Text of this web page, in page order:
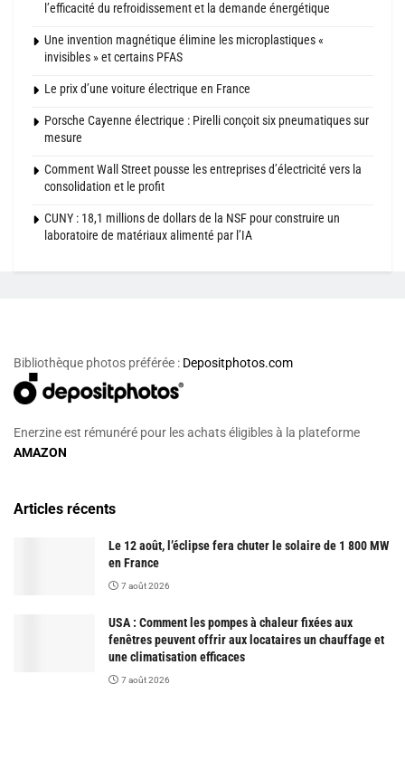
l’efficacité du refroidissement et la demande énergétique
Une invention magnétique élimine les microplastiques «
invisibles » et certains PFAS
Le prix d’une voiture électrique en France
Porsche Cayenne électrique : Pirelli conçoit six pneumatiques sur
mesure
Comment Wall Street pousse les entreprises d’électricité vers la
consolidation et le profit
CUNY : 18,1 millions de dollars de la NSF pour construire un
laboratoire de matériaux alimenté par l’IA
Bibliothèque photos préférée : Depositphotos.com
Enerzine est rémunéré pour les achats éligibles à la plateforme
AMAZON
Articles récents
Le 12 août, l’éclipse fera chuter le solaire de 1 800 MW
en France
7 août 2026
USA : Comment les pompes à chaleur fixées aux
fenêtres peuvent offrir aux locataires un chauffage et
une climatisation efficaces
7 août 2026